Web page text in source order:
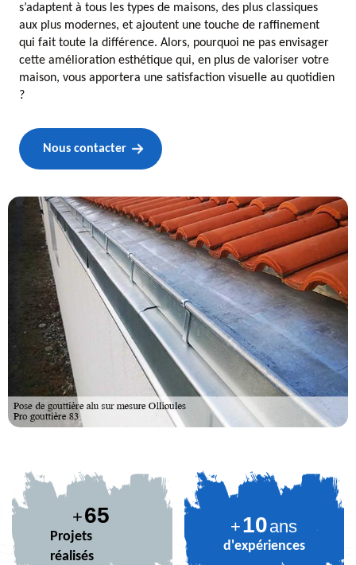
s’adaptent à tous les types de maisons, des plus classiques
aux plus modernes, et ajoutent une touche de raffinement
qui fait toute la différence. Alors, pourquoi ne pas envisager
cette amélioration esthétique qui, en plus de valoriser votre
maison, vous apportera une satisfaction visuelle au quotidien
?
Nous contacter
+80
Projets
réalisés
+10ans
d'expériences